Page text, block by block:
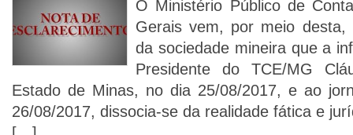
O Ministério Público de
Gerais vem, por meio desta,
da sociedade mineira que a
Presidente do TCE/MG
Estado de Minas, no dia 25/08/2017, e ao
26/08/2017, dissocia-se da realidade fática e